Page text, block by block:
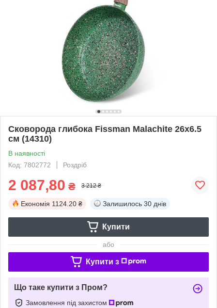
Сковорода глибока Fissman Malachite 26x6.5
см (14310)
В наявності
Код: 7802772
Роздріб
2 087,80 ₴ 3 212 ₴
Економія 1124.20 ₴ Залишилось 30 днів
Купити
або
Купити з
Що таке купити з Пром?
Замовлення під захистом